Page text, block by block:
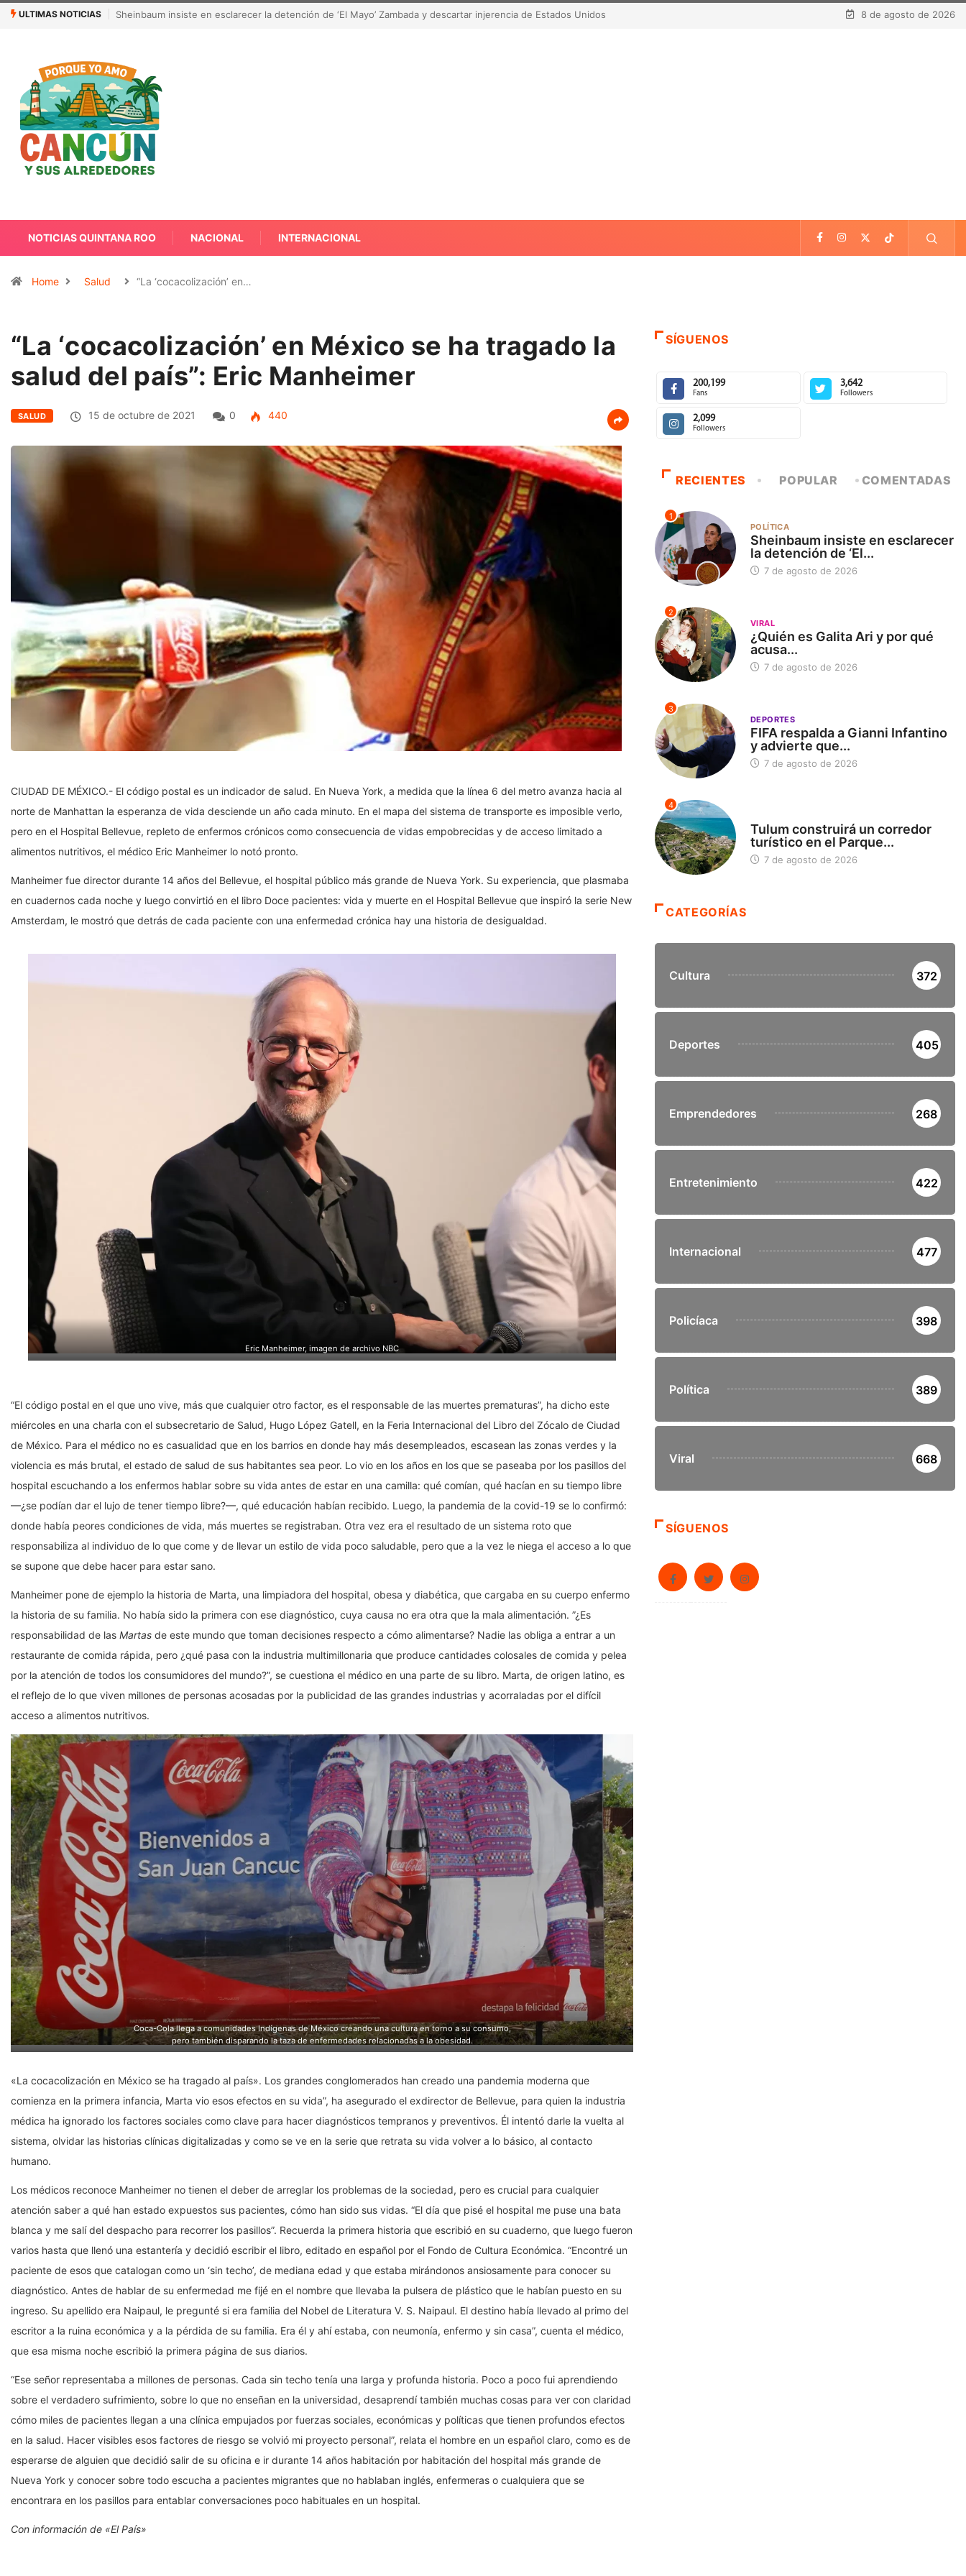
ULTIMAS NOTICIAS ¿Quién es Galita Ari y por qué acusa a RoRo de robar contenido? La polémica que sacude las redes sociales 8 de agosto de 2026
NOTICIAS QUINTANA ROO NACIONAL INTERNACIONAL
Home Salud “La ‘cocacolización’ en…
“La ‘cocacolización’ en México se ha tragado la
salud del país”: Eric Manheimer
SALUD 15 de octubre de 2021 0 440
CIUDAD DE MÉXICO.- El código postal es un indicador de salud. En Nueva York, a medida que la línea 6 del metro avanza hacia al
norte de Manhattan la esperanza de vida desciende un año cada minuto. En el mapa del sistema de transporte es imposible verlo,
pero en el Hospital Bellevue, repleto de enfermos crónicos como consecuencia de vidas empobrecidas y de acceso limitado a
alimentos nutritivos, el médico Eric Manheimer lo notó pronto.
Manheimer fue director durante 14 años del Bellevue, el hospital público más grande de Nueva York. Su experiencia, que plasmaba
en cuadernos cada noche y luego convirtió en el libro Doce pacientes: vida y muerte en el Hospital Bellevue que inspiró la serie New
Amsterdam, le mostró que detrás de cada paciente con una enfermedad crónica hay una historia de desigualdad.
Eric Manheimer, imagen de archivo NBC
“El código postal en el que uno vive, más que cualquier otro factor, es el responsable de las muertes prematuras”, ha dicho este
miércoles en una charla con el subsecretario de Salud, Hugo López Gatell, en la Feria Internacional del Libro del Zócalo de Ciudad
de México. Para el médico no es casualidad que en los barrios en donde hay más desempleados, escasean las zonas verdes y la
violencia es más brutal, el estado de salud de sus habitantes sea peor. Lo vio en los años en los que se paseaba por los pasillos del
hospital escuchando a los enfermos hablar sobre su vida antes de estar en una camilla: qué comían, qué hacían en su tiempo libre
—¿se podían dar el lujo de tener tiempo libre?—, qué educación habían recibido. Luego, la pandemia de la covid-19 se lo confirmó:
donde había peores condiciones de vida, más muertes se registraban. Otra vez era el resultado de un sistema roto que
responsabiliza al individuo de lo que come y de llevar un estilo de vida poco saludable, pero que a la vez le niega el acceso a lo que
se supone que debe hacer para estar sano.
Manheimer pone de ejemplo la historia de Marta, una limpiadora del hospital, obesa y diabética, que cargaba en su cuerpo enfermo
la historia de su familia. No había sido la primera con ese diagnóstico, cuya causa no era otra que la mala alimentación. ”¿Es
responsabilidad de las Martas de este mundo que toman decisiones respecto a cómo alimentarse? Nadie las obliga a entrar a un
restaurante de comida rápida, pero ¿qué pasa con la industria multimillonaria que produce cantidades colosales de comida y pelea
por la atención de todos los consumidores del mundo?”, se cuestiona el médico en una parte de su libro. Marta, de origen latino, es
el reflejo de lo que viven millones de personas acosadas por la publicidad de las grandes industrias y acorraladas por el difícil
acceso a alimentos nutritivos.
Coca-Cola llega a comunidades Indígenas de México creando una cultura en torno a su consumo,
pero también disparando la taza de enfermedades relacionadas a la obesidad.
«La cocacolización en México se ha tragado al país». Los grandes conglomerados han creado una pandemia moderna que
comienza en la primera infancia, Marta vio esos efectos en su vida”, ha asegurado el exdirector de Bellevue, para quien la industria
médica ha ignorado los factores sociales como clave para hacer diagnósticos tempranos y preventivos. Él intentó darle la vuelta al
sistema, olvidar las historias clínicas digitalizadas y como se ve en la serie que retrata su vida volver a lo básico, al contacto
humano.
Los médicos reconoce Manheimer no tienen el deber de arreglar los problemas de la sociedad, pero es crucial para cualquier
atención saber a qué han estado expuestos sus pacientes, cómo han sido sus vidas. “El día que pisé el hospital me puse una bata
blanca y me salí del despacho para recorrer los pasillos”. Recuerda la primera historia que escribió en su cuaderno, que luego fueron
varios hasta que llenó una estantería y decidió escribir el libro, editado en español por el Fondo de Cultura Económica. “Encontré un
paciente de esos que catalogan como un ‘sin techo’, de mediana edad y que estaba mirándonos ansiosamente para conocer su
diagnóstico. Antes de hablar de su enfermedad me fijé en el nombre que llevaba la pulsera de plástico que le habían puesto en su
ingreso. Su apellido era Naipaul, le pregunté si era familia del Nobel de Literatura V. S. Naipaul. El destino había llevado al primo del
escritor a la ruina económica y a la pérdida de su familia. Era él y ahí estaba, con neumonía, enfermo y sin casa”, cuenta el médico,
que esa misma noche escribió la primera página de sus diarios.
“Ese señor representaba a millones de personas. Cada sin techo tenía una larga y profunda historia. Poco a poco fui aprendiendo
sobre el verdadero sufrimiento, sobre lo que no enseñan en la universidad, desaprendí también muchas cosas para ver con claridad
cómo miles de pacientes llegan a una clínica empujados por fuerzas sociales, económicas y políticas que tienen profundos efectos
en la salud. Hacer visibles esos factores de riesgo se volvió mi proyecto personal”, relata el hombre en un español claro, como es de
esperarse de alguien que decidió salir de su oficina e ir durante 14 años habitación por habitación del hospital más grande de
Nueva York y conocer sobre todo escucha a pacientes migrantes que no hablaban inglés, enfermeras o cualquiera que se
encontrara en los pasillos para entablar conversaciones poco habituales en un hospital.
Con información de «El País»
SÍGUENOS
200,199
Fans
3,642
Followers
2,099
Followers
RECIENTES POPULAR COMENTADAS
1
POLÍTICA
Sheinbaum insiste en esclarecer
la detención de ‘El...
7 de agosto de 2026
2
VIRAL
¿Quién es Galita Ari y por qué
acusa...
7 de agosto de 2026
3
DEPORTES
FIFA respalda a Gianni Infantino
y advierte que...
7 de agosto de 2026
4
Tulum construirá un corredor
turístico en el Parque...
7 de agosto de 2026
CATEGORÍAS
Cultura 372
Deportes 405
Emprendedores 268
Entretenimiento 422
Internacional 477
Policíaca 398
Política 389
Viral 668
SÍGUENOS